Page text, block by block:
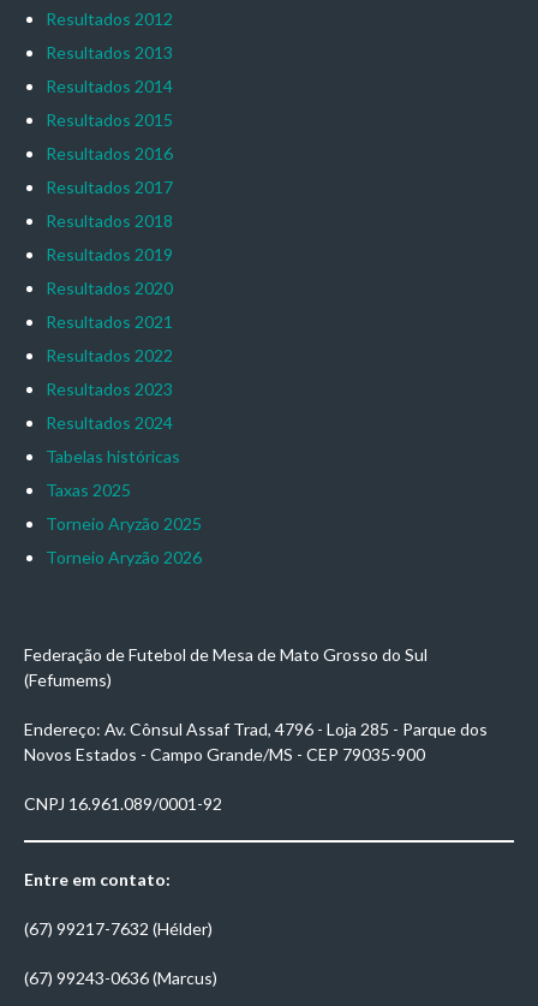
Resultados 2012
Resultados 2013
Resultados 2014
Resultados 2015
Resultados 2016
Resultados 2017
Resultados 2018
Resultados 2019
Resultados 2020
Resultados 2021
Resultados 2022
Resultados 2023
Resultados 2024
Tabelas históricas
Taxas 2025
Torneio Aryzão 2025
Torneio Aryzão 2026
Federação de Futebol de Mesa de Mato Grosso do Sul
(Fefumems)
Endereço: Av. Cônsul Assaf Trad, 4796 - Loja 285 - Parque dos
Novos Estados - Campo Grande/MS - CEP 79035-900
CNPJ 16.961.089/0001-92
Entre em contato:
(67) 99217-7632 (Hélder)
(67) 99243-0636 (Marcus)